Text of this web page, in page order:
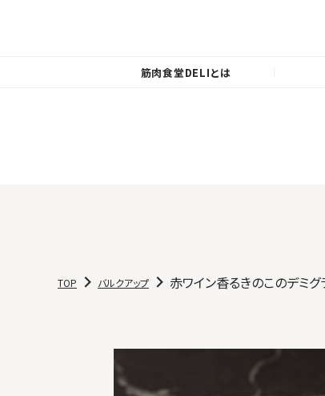
筋肉食堂DELIとは
TOP バルクアップ 赤ワイン香るきのこのデミ